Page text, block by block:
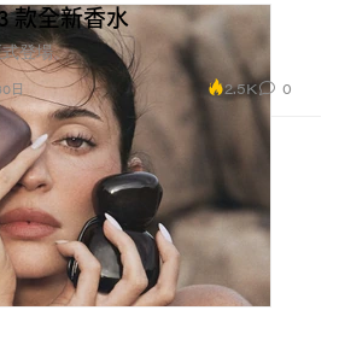
款全新香水
登場。
日 2.5K 0